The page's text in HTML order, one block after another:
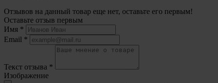
Отзывов на данный товар еще нет, оставьте его первым!
Оставьте отзыв первым
Имя *
Email *
Текст отзыва *
Изображение